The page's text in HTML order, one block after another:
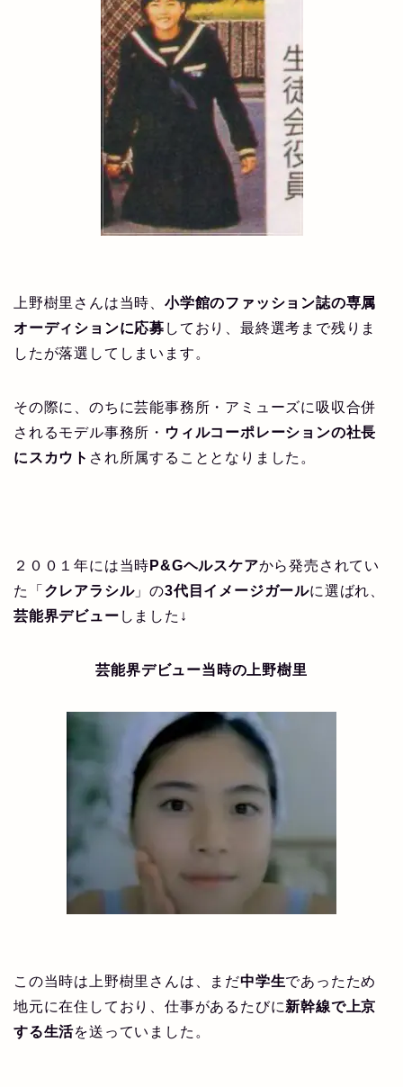
上野樹里さんは当時、 小学館のファッション誌の専属
オーディションに応募 しており、最終選考まで残りま
したが落選してしまいます。
その際に、のちに芸能事務所・アミューズに吸収合併
されるモデル事務所・ ウィルコーポレーションの社長
にスカウト され所属することとなりました。
２００１年には当時 P&Gヘルスケアから発売されてい
た「 クレアラシル」の3代目イメージガールに選ばれ、
芸能界デビュー しました↓
芸能界デビュー当時の上野樹里
この当時は上野樹里さんは、まだ中学生であったため
地元に在住しており、仕事があるたびに新幹線で上京
する生活を送っていました。